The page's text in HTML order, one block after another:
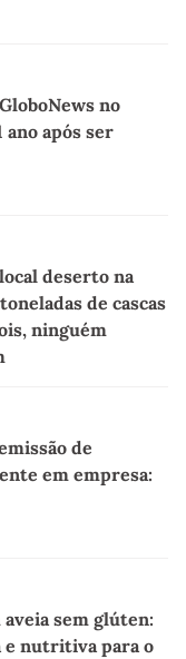
no
ano após ser
deserto na
de cascas
ninguém
de
em empresa:
aveia sem glúten:
nutritiva para o